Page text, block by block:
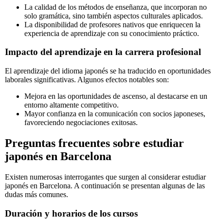
La calidad de los métodos de enseñanza, que incorporan no
solo gramática, sino también aspectos culturales aplicados.
La disponibilidad de profesores nativos que enriquecen la
experiencia de aprendizaje con su conocimiento práctico.
Impacto del aprendizaje en la carrera profesional
El aprendizaje del idioma japonés se ha traducido en oportunidades
laborales significativas. Algunos efectos notables son:
Mejora en las oportunidades de ascenso, al destacarse en un
entorno altamente competitivo.
Mayor confianza en la comunicación con socios japoneses,
favoreciendo negociaciones exitosas.
Preguntas frecuentes sobre estudiar
japonés en Barcelona
Existen numerosas interrogantes que surgen al considerar estudiar
japonés en Barcelona. A continuación se presentan algunas de las
dudas más comunes.
Duración y horarios de los cursos